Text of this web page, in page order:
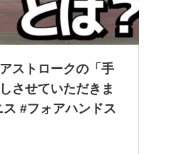
ストロークの「手
させていただきま
#フォアハンドス